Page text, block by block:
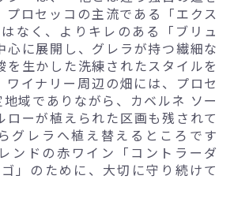
プロセッコの主流である「エクス
なく、よりキレのある「ブリュ
心に展開し、グレラが持つ繊細な
を生かした洗練されたスタイルを
ワイナリー周辺の畑には、プロセ
地域でありながら、カベルネ ソー
ローが植えられた区画も残されて
グレラへ植え替えるところです
ンドの赤ワイン「コントラーダ
」のために、大切に守り続けて